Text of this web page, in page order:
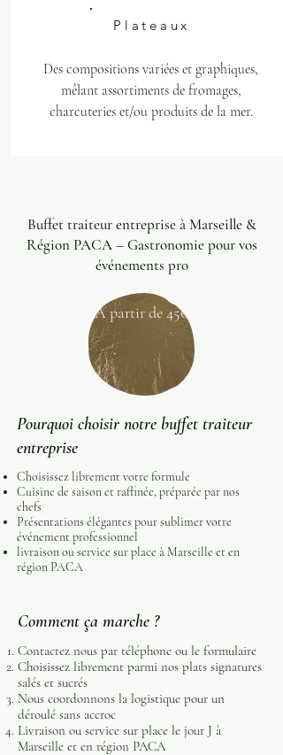
Plateaux
Des compositions variées et graphiques,
mêlant assortiments de fromages,
charcuteries et/ou produits de la mer.
Buffet traiteur entreprise à Marseille &
Région PACA – Gastronomie pour vos
événements pro
A partir de 45€
Pourquoi choisir notre buffet traiteur
entreprise
Choisissez librement votre formule
Cuisine de saison et raffinée, préparée par nos
chefs
Présentations élégantes pour sublimer votre
événement professionnel
livraison ou service sur place à Marseille et en
région PACA
Comment ça marche ?
Contactez nous par téléphone ou le formulaire
Choisissez librement parmi nos plats signatures
salés et sucrés
Nous coordonnons la logistique pour un
déroulé sans accroc
Livraison ou service sur place le jour J à
Marseille et en région PACA